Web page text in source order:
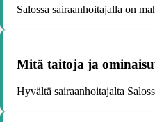
Salossa sairaanhoitajalla on
Mitä taitoja ja
Hyvältä sairaanhoitajalta